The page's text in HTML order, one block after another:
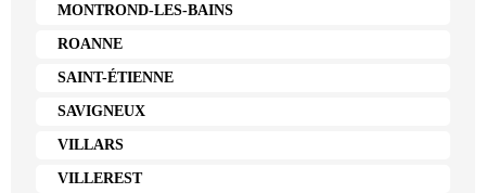
MONTROND-LES-BAINS
ROANNE
SAINT-ÉTIENNE
SAVIGNEUX
VILLARS
VILLEREST